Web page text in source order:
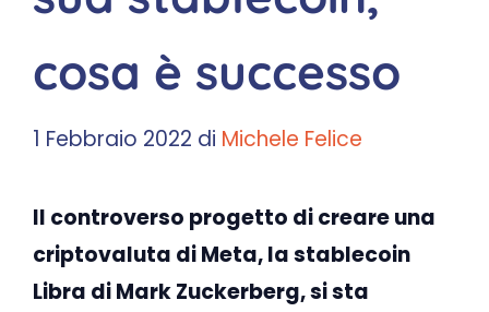
cosa è successo
1 Febbraio 2022 di Michele Felice
Il controverso progetto di creare una
criptovaluta di Meta, la stablecoin
Libra di Mark Zuckerberg, si sta